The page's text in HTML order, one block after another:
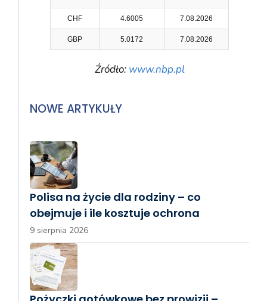
CHF 4.6005 7.08.2026
GBP 5.0172 7.08.2026
Źródło: www.nbp.pl
NOWE ARTYKUŁY
Polisa na życie dla rodziny – co
obejmuje i ile kosztuje ochrona
9 sierpnia 2026